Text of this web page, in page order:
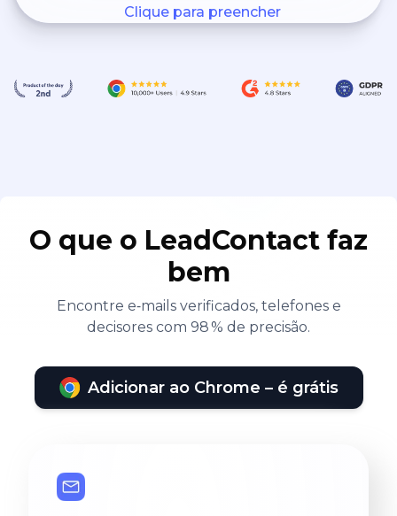
Clique para preencher
O que o LeadContact faz
bem
Encontre e‑mails verificados, telefones e
decisores com 98 % de precisão.
Adicionar ao Chrome – é grátis